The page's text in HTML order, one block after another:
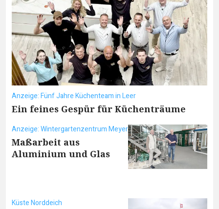
Anzeige: Fünf Jahre Küchenteam in Leer
Ein feines Gespür für Küchenträume
Anzeige: Wintergartenzentrum Meyer Elementebau GmbH
Maßarbeit aus
Aluminium und Glas
Küste Norddeich